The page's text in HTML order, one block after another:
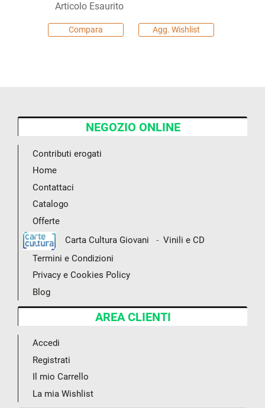
Articolo Esaurito
Compara Agg. Wishlist
NEGOZIO ONLINE
Contributi erogati
Home
Contattaci
Catalogo
Offerte
Carta Cultura Giovani
- Vinili e CD
Termini e Condizioni
Privacy e Cookies Policy
Blog
AREA CLIENTI
Accedi
Registrati
Il mio Carrello
La mia Wishlist